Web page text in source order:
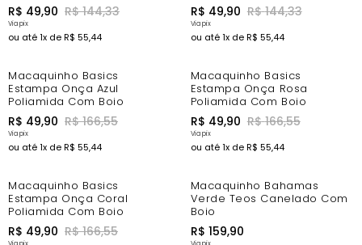
R$ 49,90 R$ 144,33
ou até1x deR$ 55,44
R$ 49,90 R$ 144,33
ou até1x deR$ 55,44
-67%
Macaquinho Basics
Estampa Onça Azul
Poliamida Com Bojo
R$ 49,90 R$ 166,55
ou até1x deR$ 55,44
-67%
Macaquinho Basics
Estampa Onça Rosa
Poliamida Com Bojo
R$ 49,90 R$ 166,55
ou até1x deR$ 55,44
-67%
Macaquinho Basics
Estampa Onça Coral
Poliamida Com Bojo
R$ 49,90 R$ 166,55
Macaquinho Bahamas
Verde Teos Canelado Com
Bojo
R$ 159,90